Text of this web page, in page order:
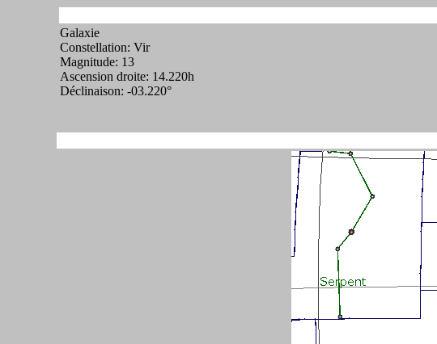
Galaxie
Constellation: Vir
Magnitude: 13
Ascension droite: 14.220h
Déclinaison: -03.220°